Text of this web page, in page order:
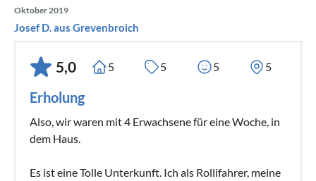
Oktober 2019
Josef D. aus Grevenbroich
5,0 5 5 5 5
Erholung
Also, wir waren mit 4 Erwachsene für eine Woche, in
dem Haus.
Es ist eine Tolle Unterkunft. Ich als Rollifahrer, meine